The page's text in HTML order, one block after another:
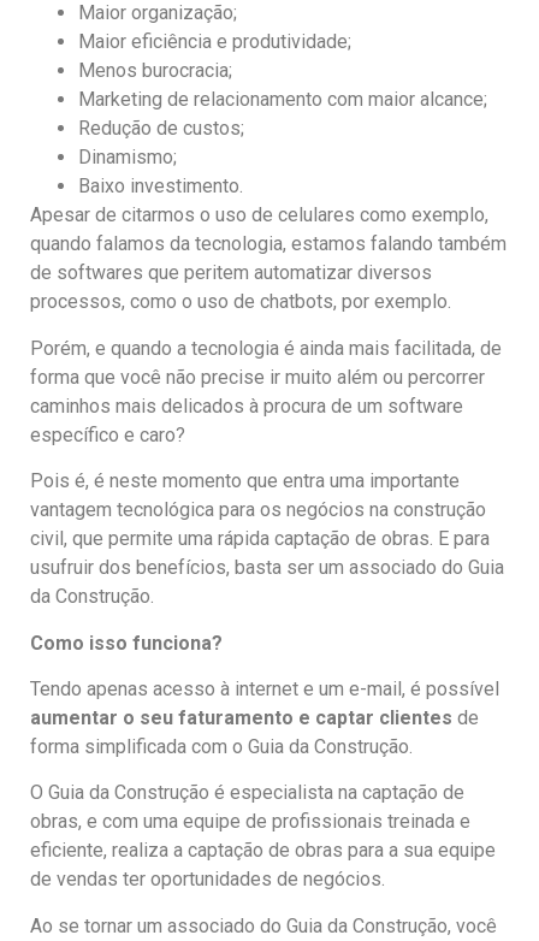
Maior organização;
Maior eficiência e produtividade;
Menos burocracia;
Marketing de relacionamento com maior alcance;
Redução de custos;
Dinamismo;
Baixo investimento.
Apesar de citarmos o uso de celulares como exemplo,
quando falamos da tecnologia, estamos falando também
de softwares que peritem automatizar diversos
processos, como o uso de chatbots, por exemplo.
Porém, e quando a tecnologia é ainda mais facilitada, de
forma que você não precise ir muito além ou percorrer
caminhos mais delicados à procura de um software
específico e caro?
Pois é, é neste momento que entra uma importante
vantagem tecnológica para os negócios na construção
civil, que permite uma rápida captação de obras. E para
usufruir dos benefícios, basta ser um associado do Guia
da Construção.
Como isso funciona?
Tendo apenas acesso à internet e um e-mail, é possível
aumentar o seu faturamento e captar clientes de
forma simplificada com o Guia da Construção.
O Guia da Construção é especialista na captação de
obras, e com uma equipe de profissionais treinada e
eficiente, realiza a captação de obras para a sua equipe
de vendas ter oportunidades de negócios.
Ao se tornar um associado do Guia da Construção, você